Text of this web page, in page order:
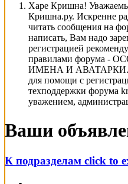
Харе Кришна!
Кришна.ру. Искренне
читать сообщения на
написать, Вам надо
регистрацией
правилами форума -
ИМЕНА И АВАТАРКИ.
для помощи с
техподдержки форума
уважением,
Ваши
К подразделам click to